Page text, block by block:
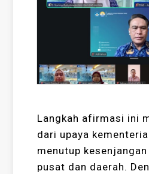
Langkah afirmasi ini
dari upaya
menutup
pusat dan daerah.